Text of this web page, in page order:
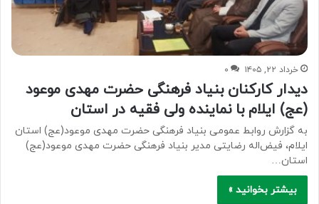
خرداد ۲۲, ۱۴۰۵ ۰
دیدار کارکنان بنیاد فرهنگی حضرت مهدی موعود
(عج) ایلام با نماینده ولی فقیه در استان
به گزارش روابط عمومی بنیاد فرهنگی حضرت مهدی موعود(عج) استان
ایلام، فیض‌اله رضایتی مدیر بنیاد فرهنگی حضرت مهدی موعود(عج)
استان…
بیشتر بخوانید »